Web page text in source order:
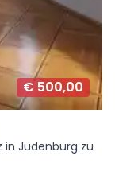
€ 500,00
Judenburg zu